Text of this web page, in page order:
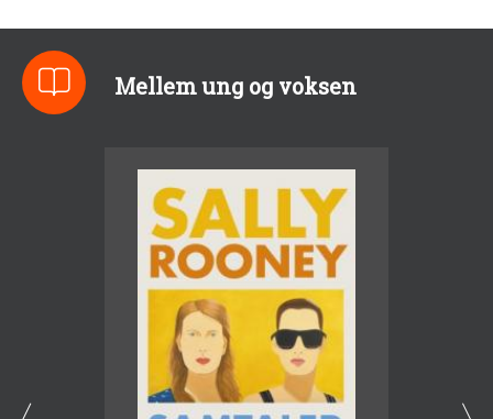
Mellem ung og voksen